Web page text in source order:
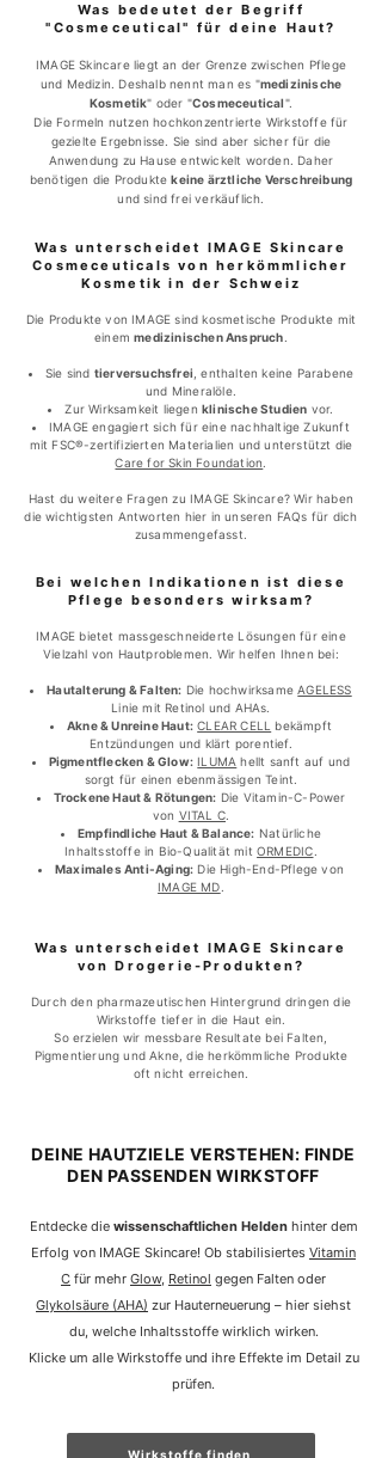
Was bedeutet der Begriff
"Cosmeceutical" für deine Haut?
IMAGE Skincare liegt an der Grenze zwischen Pflege
und Medizin. Deshalb nennt man es "medizinische
Kosmetik" oder "Cosmeceutical".
Die Formeln nutzen hochkonzentrierte Wirkstoffe für
gezielte Ergebnisse. Sie sind aber sicher für die
Anwendung zu Hause entwickelt worden. Daher
benötigen die Produktekeine ärztliche Verschreibung
und sind frei verkäuflich.​​​​​​
Was unterscheidet IMAGE Skincare
Cosmeceuticals von herkömmlicher
Kosmetik in der Schweiz
Die Produkte von IMAGE sind kosmetische Produkte mit
einemmedizinischen Anspruch.
Sie sind tierversuchsfrei, enthalten keine Parabene
und Mineralöle.
Zur Wirksamkeit liegenklinische Studien vor.
IMAGE engagiert sich für eine nachhaltige Zukunft
mit FSC®-zertifizierten Materialien und unterstützt die
Care for Skin Foundation.
Hast du weitere Fragen zu IMAGE Skincare? Wir haben
die wichtigsten Antworten hier in unseren FAQs für dich
zusammengefasst.
Bei welchen Indikationen ist diese
Pflege besonders wirksam?
IMAGE bietet massgeschneiderte Lösungen für eine
Vielzahl von Hautproblemen. Wir helfen Ihnen bei:
Hautalterung & Falten: Die hochwirksameAGELESS
Linie mit Retinol und AHAs.
Akne & Unreine Haut: CLEAR CELL bekämpft
Entzündungen und klärt porentief.
Pigmentflecken & Glow: ILUMA hellt sanft auf und
sorgt für einen ebenmässigen Teint.
Trockene Haut & Rötungen: Die Vitamin-C-Power
von VITAL C.
Empfindliche Haut & Balance: Natürliche
Inhaltsstoffe in Bio-Qualität mitORMEDIC.
Maximales Anti-Aging: Die High-End-Pflege von
IMAGE MD.
Was unterscheidet IMAGE Skincare
von Drogerie-Produkten?
Durch den pharmazeutischen Hintergrund dringen die
Wirkstoffe tiefer in die Haut ein.
So erzielen wir messbare Resultate bei Falten,
Pigmentierung und Akne, die herkömmliche Produkte
oft nicht erreichen.
DEINE HAUTZIELE VERSTEHEN: FINDE
DEN PASSENDEN WIRKSTOFF
Entdecke die wissenschaftlichen Heldenhinter dem
Erfolg von IMAGE Skincare! Ob stabilisiertes Vitamin
C für mehr Glow, Retinol gegen Falten oder
Glykolsäure (AHA) zur Hauterneuerung – hier siehst
du, welche Inhaltsstoffe wirklich wirken.
Klicke um alle Wirkstoffe und ihre Effekte im Detail zu
prüfen.
Wirkstoffe finden